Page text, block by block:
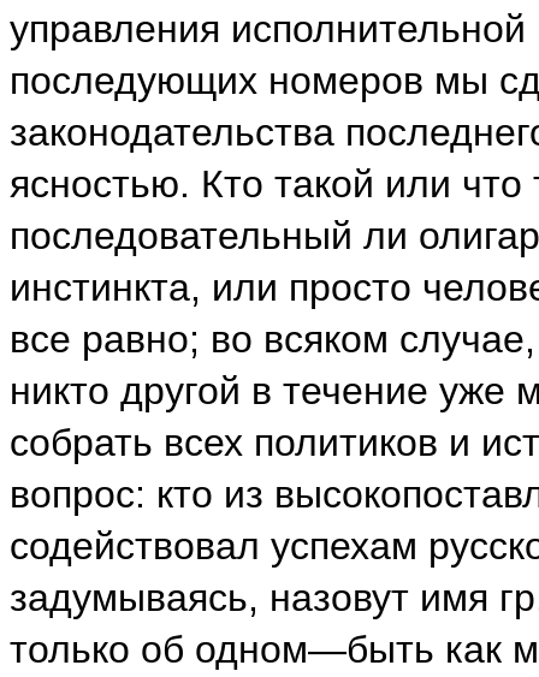
управления
последующих номеров мы
законодательства
ясностью. Кто такой или
последовательный ли
инстинкта, или просто
все равно; во всяком
никто другой в течение уже
собрать всех политиков и
вопрос: кто из
содействовал успехам
задумываясь, назовут имя
только об одном—быть как